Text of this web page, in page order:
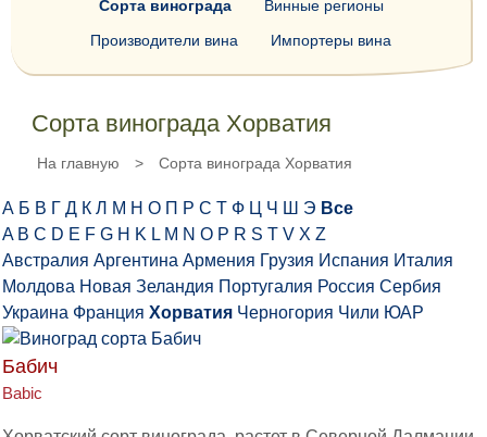
Сорта винограда Хорватия
На главную > Сорта винограда Хорватия
А Б В Г Д К Л М Н О П Р С Т Ф Ц Ч Ш Э Все
A B C D E F G H K L M N O P R S T V X Z
Австралия Аргентина Армения Грузия Испания Италия
Молдова Новая Зеландия Португалия Россия Сербия
Украина Франция Хорватия Черногория Чили ЮАР
Бабич
Babic
Сорта винограда
Винные регионы
Производители вина
Импортеры вина